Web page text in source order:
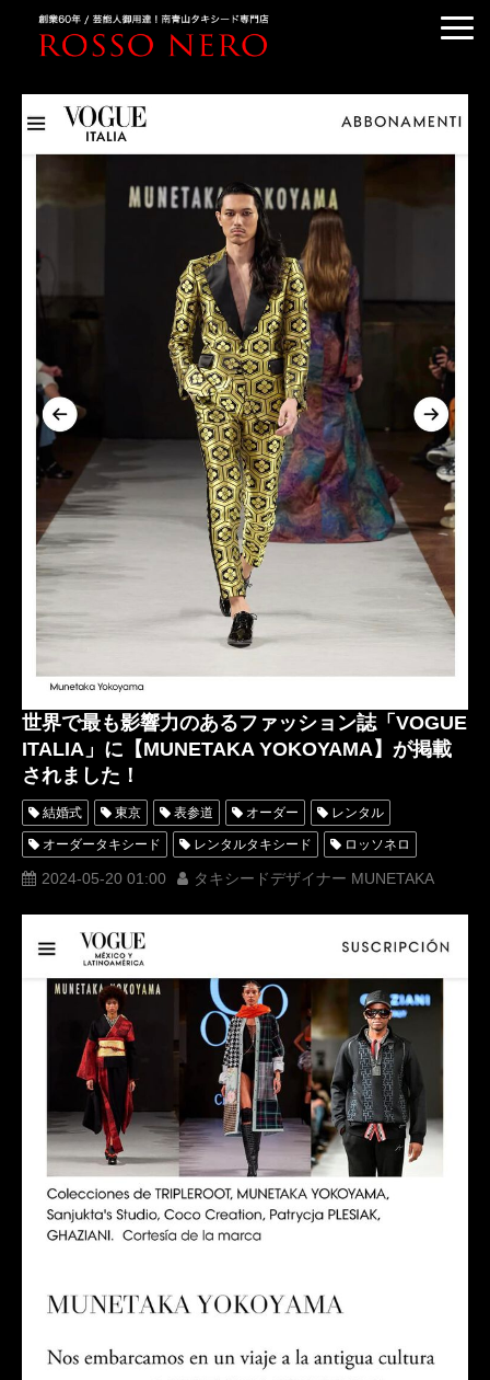
KIMONO DRESS
CUSTOMER'S VOICE
COLUMN &BLOG
ABOUT US
ACCESS
世界で最も影響力のあるファッション誌「VOGUE
ITALIA」に【MUNETAKA YOKOYAMA】が掲載
されました！
結婚式 東京 表参道 オーダー レンタル
オーダータキシード レンタルタキシード ロッソネロ
人気 横山宗生 MUNETAKAYOKOYAMA
オーダータキシード名古屋
ROSSONERO タキシードオーダー東京
タキシードレンタル東京 タキシード靴 青山 神奈川
ミラノコレクション Milano オーダータキシード横浜
レンタルタキシード横浜 着物タキシード KIMONOTuxedo
着物ドレス KIMONOCLOTHES Milan KIMONODRESS
着物洋服 MILANOCOLLECTION
MILANOFASHIONWEEKWOMENS VOGUE VOGUEITALIA
ヴォーグ
2024-05-20 01:00 タキシードデザイナー MUNETAKA